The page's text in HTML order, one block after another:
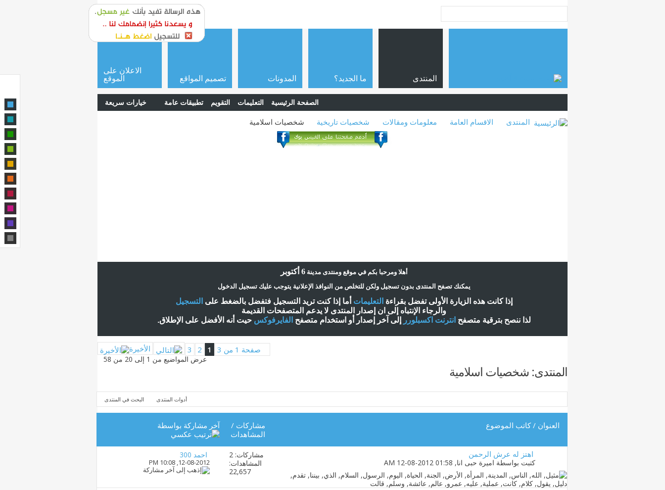
or login
المنتدى
الصفحة الرئيسية التعليمات التقويم تطبيقات عامة خيارات سريعة
ما الجديد؟ المدونات تصميم المواقع
الاعلان على
الموقع
المنتدى الاقسام العامة معلومات ومقالات شخصيات تاريخية شخصيات اسلامية
أهلا ومرحبا بكم في موقع ومنتدى مدينة6 أكتوبر
يمكنك تصفح المنتدى بدون تسجيل ولكن للتخلص من النوافذ الإعلانية يتوجب عليك تسجيل الدخول
إذا كانت هذه الزيارة الأولى تفضل بقراءة التعليمات ما إذا كنت تريد التسجيل فتفضل بالضغط على التسجيل
والرجاء الإنتباه إلى ان إصدار المنتدى لا يدعم المتصفحات القديمة
لذا ننصح بترقية متصفح انترنت اكسبلورر إلى آخر إصدار أو استخدام متصفح الفايرفوكس حيت أنه الأفضل على الإطلاق.
صفحة 1 من 3 1
2
3 الأخيرة
عرض المواضيع من 1 إلى 20 من 58
المنتدى: شخصيات اسلامية
أدوات المنتدى البحث في المنتدى
العنوان /كاتب الموضوع مشاركات /
المشاهدات
آخر مشاركة بواسطة
اهتز له عرش الرحمن
كتبت بواسطة اميرة حبى انا‏, 12-08-2012 01:58 AM
مشاركات: 2
المشاهدات:
22,657
احمد 300
12-08-2012,
10:08 PM